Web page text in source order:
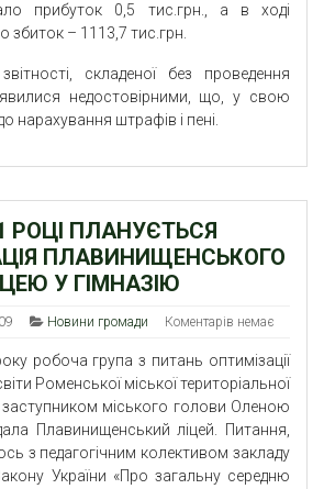
прибуток 0,5 тис.грн., а в ході
збиток – 1113,7 тис.грн.
складеної без проведення
недостовірними, що, у свою
нарахування штрафів і пені.
РОЦІ ПЛАНУЄТЬСЯ
ПЛАВИНИЩЕНСЬКОГО
У ГІМНАЗІЮ
Новини громади Коментарів немає
робоча група з питань оптимізації
Роменської міської територіальної
заступником міського голови Оленою
Плавинищенський ліцей. Питання,
з педагогічним колективом закладу
України «Про загальну середню